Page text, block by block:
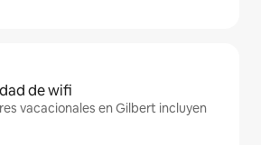
de wifi
vacacionales en Gilbert incluyen